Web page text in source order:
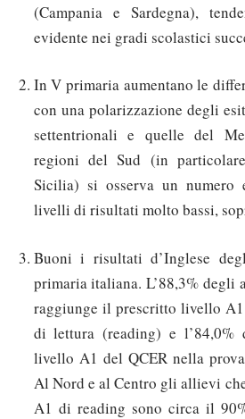
(Campania e Sardegna),
evidente nei gradi scolastici
In V primaria aumentano le
con una polarizzazione degli
settentrionali e quelle del
regioni del Sud (in
Sicilia) si osserva un
livelli di risultati molto bassi,
Buoni i risultati d’Inglese
primaria italiana. L’88,3%
raggiunge il prescritto livello
di lettura (reading) e
livello A1 del QCER nella
Al Nord e al Centro gli allievi
A1 di reading sono circa il